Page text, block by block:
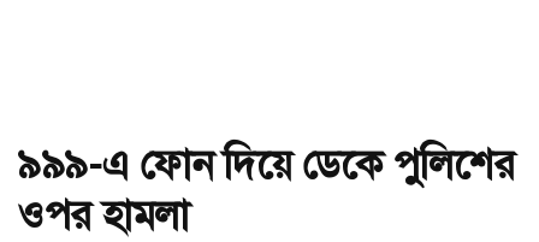
৯৯৯-এ ফোন দিয়ে ডেকে পুলিশের
ওপর হামলা